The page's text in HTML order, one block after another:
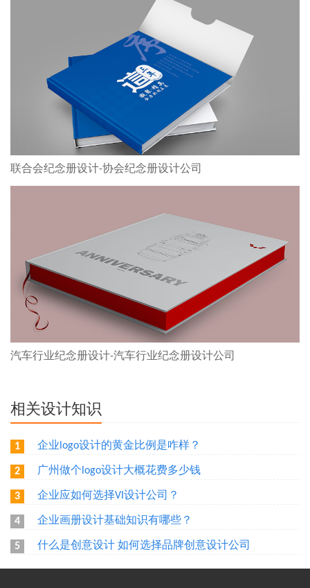
联合会纪念册设计-协会纪念册设计公司
汽车行业纪念册设计-汽车行业纪念册设计公司
相关设计知识
1 企业logo设计的黄金比例是咋样？
2 广州做个logo设计大概花费多少钱
3 企业应如何选择VI设计公司？
4 企业画册设计基础知识有哪些？
5 什么是创意设计 如何选择品牌创意设计公司